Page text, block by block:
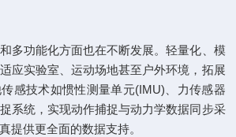
功能化方面也在不断发展。轻量化、模
应实验室、运动场地甚至户外环境，拓展
感技术如惯性测量单元(IMU)、力传感器
系统，实现动作捕捉与动力学数据同步采
提供更全面的数据支持。